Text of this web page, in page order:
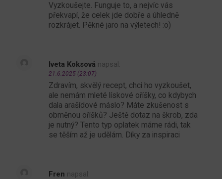
Vyzkoušejte. Funguje to, a nejvíc vás
překvapí, že celek jde dobře a úhledně
rozkrájet. Pěkné jaro na výletech! :o)
Iveta Koksová napsal:
21.6.2025 (23:07)
Zdravím, skvělý recept, chci ho vyzkoušet,
ale nemám mleté lískové oříšky, co kdybych
dala arašídové máslo? Máte zkušenost s
obměnou oříšků? Ještě dotaz na škrob, zda
je nutný? Tento typ oplatek máme rádi, tak
se těším až je udělám. Díky za inspiraci
Fren napsal: